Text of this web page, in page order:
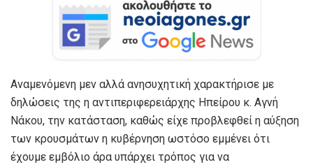
Αναμενόμενη μεν αλλά ανησυχητική χαρακτήρισε με
δηλώσεις της η αντιπεριφερειάρχης Ηπείρου κ. Αγνή
Νάκου, την κατάσταση, καθώς είχε προβλεφθεί η αύξηση
των κρουσμάτων η κυβέρνηση ωστόσο εμμένει ότι
έχουμε εμβόλιο άρα υπάρχει τρόπος για να